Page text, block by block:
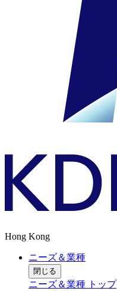
Hong Kong
ニーズ＆業種
閉じる
ニーズ＆業種 トップ